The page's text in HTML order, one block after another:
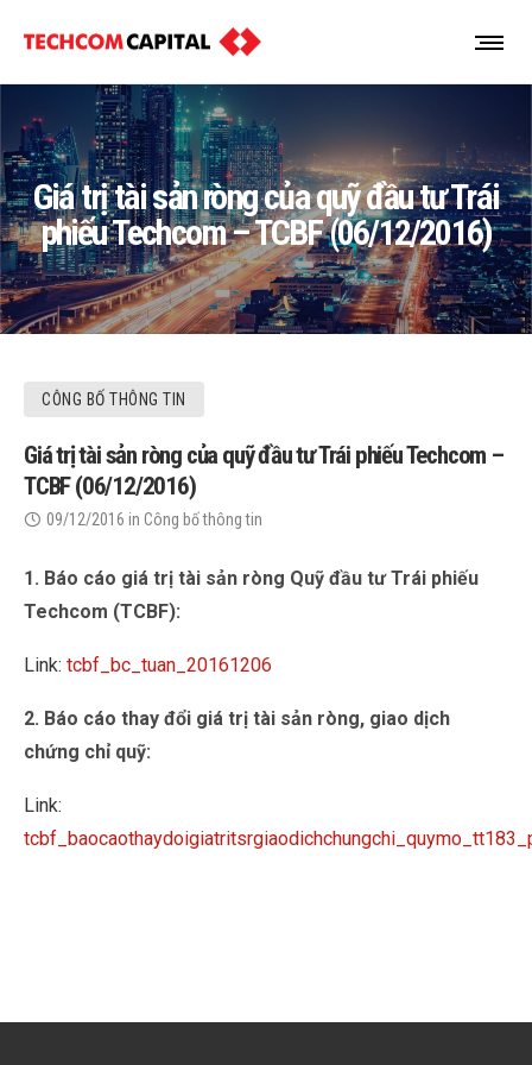
Giá trị tài sản ròng của quỹ đầu tư Trái
phiếu Techcom – TCBF (06/12/2016)
CÔNG BỐ THÔNG TIN
Giá trị tài sản ròng của quỹ đầu tư Trái phiếu Techcom –
TCBF (06/12/2016)
09/12/2016 in Công bố thông tin
1. Báo cáo giá trị tài sản ròng Quỹ đầu tư Trái phiếu
Techcom (TCBF):
Link: tcbf_bc_tuan_20161206
2. Báo cáo thay đổi giá trị tài sản ròng, giao dịch
chứng chỉ quỹ:
Link: